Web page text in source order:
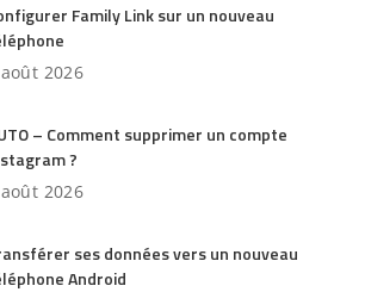
Family Link sur un nouveau
2026
– Comment supprimer un compte
?
2026
ses données vers un nouveau
Android